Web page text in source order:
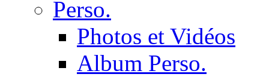
Perso.
Photos et Vidéos
Album Perso.